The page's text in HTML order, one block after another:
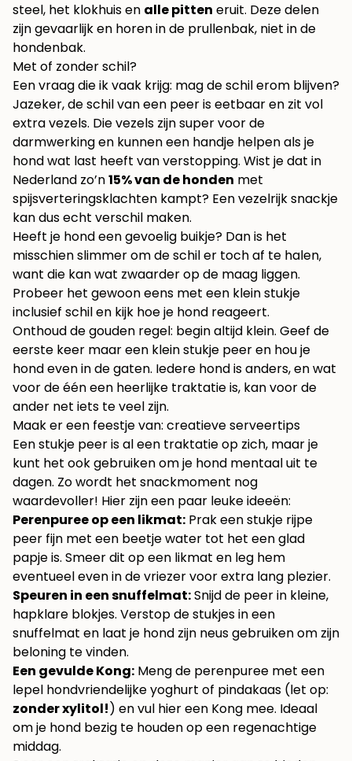
steel, het klokhuis en alle pitten eruit. Deze delen
zijn gevaarlijk en horen in de prullenbak, niet in de
hondenbak.
Met of zonder schil?
Een vraag die ik vaak krijg: mag de schil erom blijven?
Jazeker, de schil van een peer is eetbaar en zit vol
extra vezels. Die vezels zijn super voor de
darmwerking en kunnen een handje helpen als je
hond wat last heeft van verstopping. Wist je dat in
Nederland zo’n15% van de honden met
spijsverteringsklachten kampt? Een vezelrijk snackje
kan dus echt verschil maken.
Heeft je hond een gevoelig buikje? Dan is het
misschien slimmer om de schil er toch af te halen,
want die kan wat zwaarder op de maag liggen.
Probeer het gewoon eens met een klein stukje
inclusief schil en kijk hoe je hond reageert.
Onthoud de gouden regel: begin altijd klein. Geef de
eerste keer maar een klein stukje peer en hou je
hond even in de gaten. Iedere hond is anders, en wat
voor de één een heerlijke traktatie is, kan voor de
ander net iets te veel zijn.
Maak er een feestje van: creatieve serveertips
Een stukje peer is al een traktatie op zich, maar je
kunt het ook gebruiken om je hond mentaal uit te
dagen. Zo wordt het snackmoment nog
waardevoller! Hier zijn een paar leuke ideeën:
Perenpuree op een likmat: Prak een stukje rijpe
peer fijn met een beetje water tot het een glad
papje is. Smeer dit op een likmat en leg hem
eventueel even in de vriezer voor extra lang plezier.
Speuren in een snuffelmat:Snijd de peer in kleine,
hapklare blokjes. Verstop de stukjes in een
snuffelmat en laat je hond zijn neus gebruiken om zijn
beloning te vinden.
Een gevulde Kong: Meng de perenpuree met een
lepel hondvriendelijke yoghurt of pindakaas (let op:
zonder xylitol!) en vul hier een Kong mee. Ideaal
om je hond bezig te houden op een regenachtige
middag.